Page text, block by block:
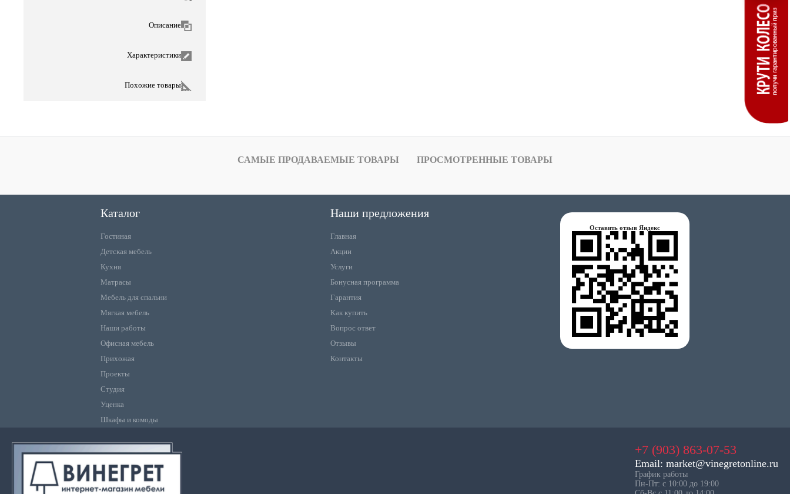
Описание
Характеристики
Похожие товары
САМЫЕ ПРОДАВАЕМЫЕ ТОВАРЫ ПРОСМОТРЕННЫЕ ТОВАРЫ
Каталог
Гостиная
Детская мебель
Кухня
Матрасы
Мебель для спальни
Мягкая мебель
Наши работы
Офисная мебель
Прихожая
Проекты
Студия
Уценка
Шкафы и комоды
Наши предложения
Главная
Акции
Услуги
Бонусная программа
Гарантия
Как купить
Вопрос ответ
Отзывы
Контакты
Оставить отзыв Яндекс
+7 (903) 863-07-53
Email: market@vinegretonline.ru
График работы
Пн-Пт: с 10:00 до 19:00